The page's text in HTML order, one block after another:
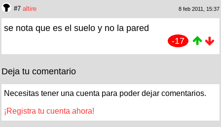
#7 altire 8 feb 2011, 15:37
se nota que es el suelo y no la pared
-17
Deja tu comentario
Necesitas tener una cuenta para poder dejar comentarios.
¡Registra tu cuenta ahora!